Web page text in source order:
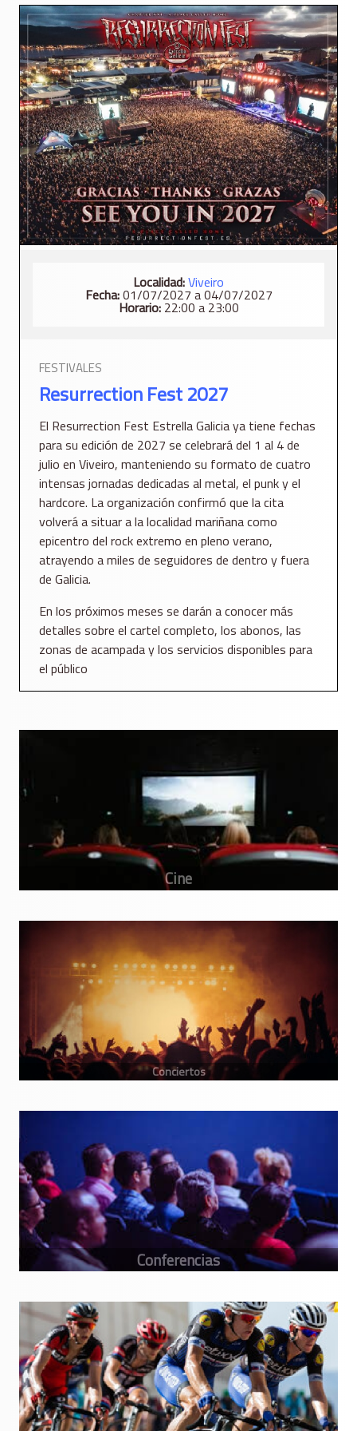
Localidad:Viveiro
Fecha:01/07/2027 a 04/07/2027
Horario:22:00 a 23:00
FESTIVALES
Resurrection Fest 2027
El Resurrection Fest Estrella Galicia ya tiene fechas
para su edición de 2027 se celebrará del 1 al 4 de
julio en Viveiro, manteniendo su formato de cuatro
intensas jornadas dedicadas al metal, el punk y el
hardcore. La organización confirmó que la cita
volverá a situar a la localidad mariñana como
epicentro del rock extremo en pleno verano,
atrayendo a miles de seguidores de dentro y fuera
de Galicia.
En los próximos meses se darán a conocer más
detalles sobre el cartel completo, los abonos, las
zonas de acampada y los servicios disponibles para
el público